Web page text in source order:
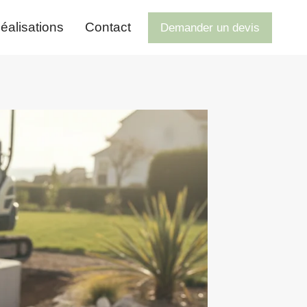
Contact Demander un devis